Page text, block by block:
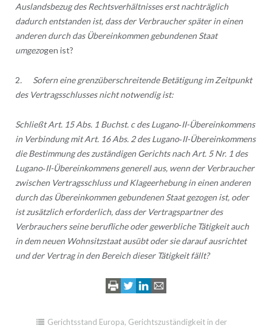
Auslandsbezug des Rechtsverhältnisses erst nachträglich
dadurch entstanden ist, dass der Verbraucher später in einen
anderen durch das Übereinkommen gebundenen Staat
umgezogen ist?
2. Sofern eine grenzüberschreitende Betätigung im Zeitpunkt
des Vertragsschlusses nicht notwendig ist:
Schließt Art. 15 Abs. 1 Buchst. c des Lugano‑II-Übereinkommens
in Verbindung mit Art. 16 Abs. 2 des Lugano‑II-Übereinkommens
die Bestimmung des zuständigen Gerichts nach Art. 5 Nr. 1 des
Lugano‑II-Übereinkommens generell aus, wenn der Verbraucher
zwischen Vertragsschluss und Klageerhebung in einen anderen
durch das Übereinkommen gebundenen Staat gezogen ist, oder
ist zusätzlich erforderlich, dass der Vertragspartner des
Verbrauchers seine berufliche oder gewerbliche Tätigkeit auch
in dem neuen Wohnsitzstaat ausübt oder sie darauf ausrichtet
und der Vertrag in den Bereich dieser Tätigkeit fällt?
Gerichtsstand Europa, Gerichtszuständigkeit in der